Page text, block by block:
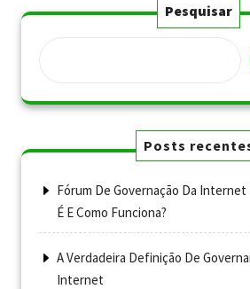
Pesquisar
Posts
Fórum De Governação Da Internet
É E Como Funciona?
A Verdadeira Definição De
Internet